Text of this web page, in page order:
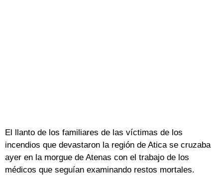
El llanto de los familiares de las víctimas de los
incendios que devastaron la región de Atica se cruzaba
ayer en la morgue de Atenas con el trabajo de los
médicos que seguían examinando restos mortales.